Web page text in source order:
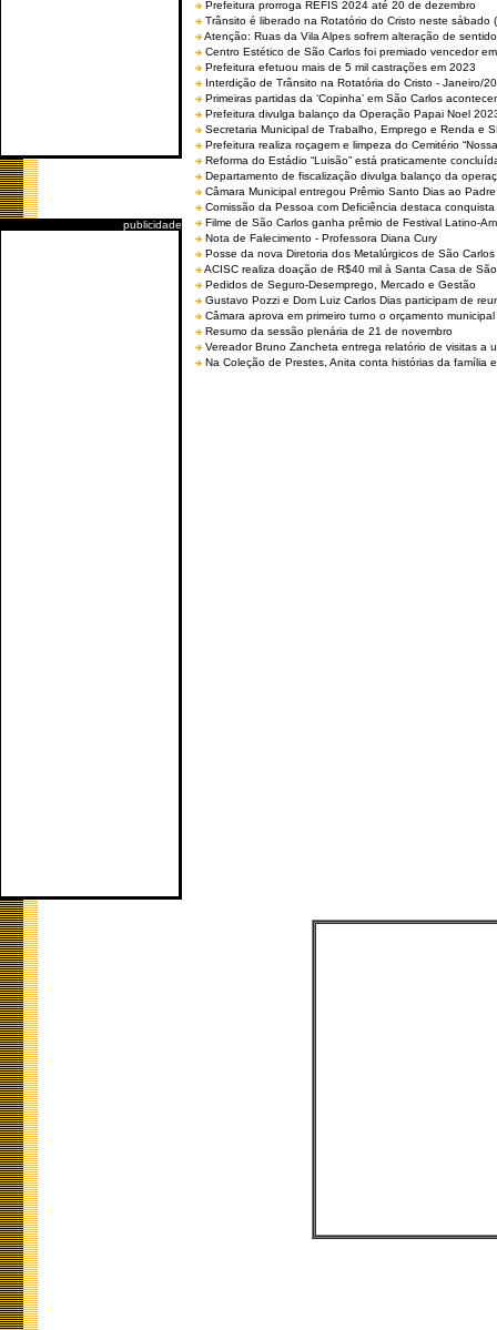
publicidade
Prefeitura prorroga REFIS 2024 até 20 de dezembro
Trânsito é liberado na Rotatório do Cristo neste sábado
Atenção: Ruas da Vila Alpes sofrem alteração de
Centro Estético de São Carlos foi premiado vencedor
Prefeitura efetuou mais de 5 mil castrações em 2023
Interdição de Trânsito na Rotatória do Cristo - Janeiro/
Primeiras partidas da ‘Copinha’ em São Carlos
Prefeitura divulga balanço da Operação Papai Noel
Secretaria Municipal de Trabalho, Emprego e Renda e
Prefeitura realiza roçagem e limpeza do Cemitério
Reforma do Estádio “Luisão” está praticamente
Departamento de fiscalização divulga balanço da
Câmara Municipal entregou Prêmio Santo Dias ao
Comissão da Pessoa com Deficiência destaca
Filme de São Carlos ganha prêmio de Festival Latino-
Nota de Falecimento - Professora Diana Cury
Posse da nova Diretoria dos Metalúrgicos de São
ACISC realiza doação de R$40 mil à Santa Casa de
Pedidos de Seguro-Desemprego, Mercado e Gestão
Gustavo Pozzi e Dom Luiz Carlos Dias participam de
Câmara aprova em primeiro turno o orçamento
Resumo da sessão plenária de 21 de novembro
Vereador Bruno Zancheta entrega relatório de visitas a
Na Coleção de Prestes, Anita conta histórias da família